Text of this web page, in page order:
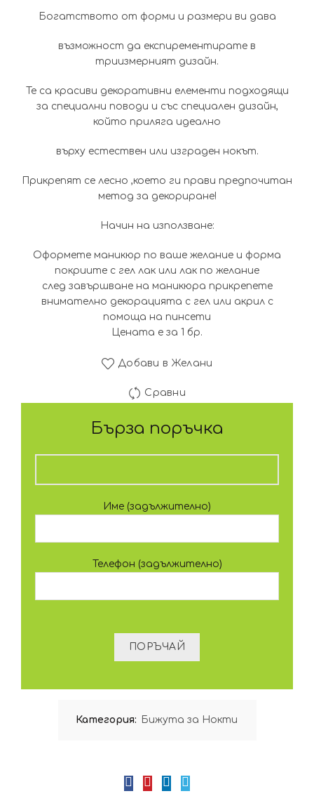
(1.00
лв.).
(0.70
Богатството от форми и размери ви дава
възможност да експирементирате в
триизмерният дизайн.
Те са красиви декоративни елементи подходящи
за специални поводи и със специален дизайн,
който приляга идеално
върху естествен или изграден нокът.
Прикрепят се лесно ,което ги прави предпочитан
метод за декориране!
Начин на използване:
Оформете маникюр по ваше желание и форма
покриите с гел лак или лак по желание
след завършване на маникюра прикрепете
внимателно декорацията с гел или акрил с
помоща на пинсети
Цената е за 1 бр.
Добави в Желани
Сравни
Бърза поръчка
Име (задължително)
Телефон (задължително)
Категория: Бижута за Нокти